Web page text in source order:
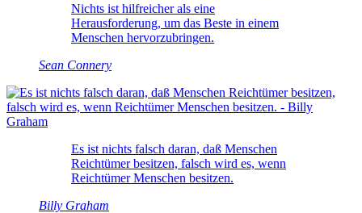
Nichts ist hilfreicher als eine
Herausforderung, um das Beste in einem
Menschen hervorzubringen.
Sean Connery
Es ist nichts falsch daran, daß Menschen
Reichtümer besitzen, falsch wird es, wenn
Reichtümer Menschen besitzen.
Billy Graham